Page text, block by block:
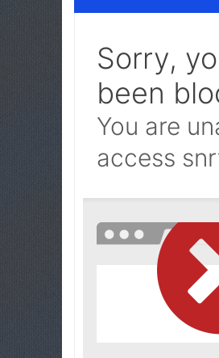
تتحرك لإعادة المهاجرين والتحقيق في
قد تتحول إلى «فاتورة انتخابية»
الكونغرس الأمريكي.. واشنطن تفتح باب
الصحافة… وتفتح العمالات أبوابها